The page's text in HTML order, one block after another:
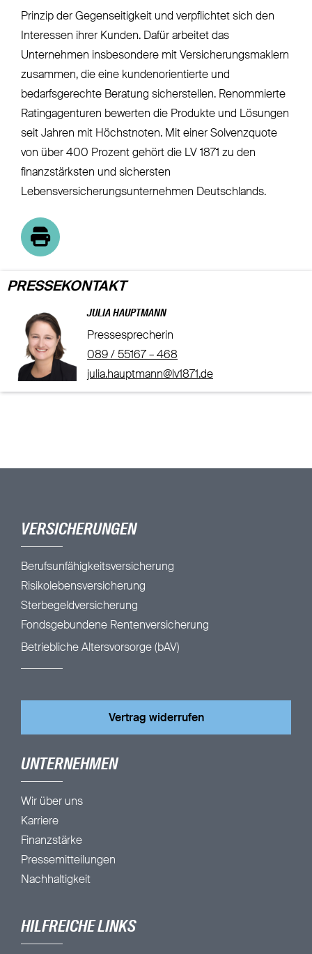
Prinzip der Gegenseitigkeit und verpflichtet sich den
Interessen ihrer Kunden. Dafür arbeitet das
Unternehmen insbesondere mit Versicherungsmaklern
zusammen, die eine kundenorientierte und
bedarfsgerechte Beratung sicherstellen. Renommierte
Ratingagenturen bewerten die Produkte und Lösungen
seit Jahren mit Höchstnoten. Mit einer Solvenzquote
von über 400 Prozent gehört die LV 1871 zu den
finanzstärksten und sichersten
Lebensversicherungsunternehmen Deutschlands.
PRESSEKONTAKT
JULIA HAUPTMANN
Pressesprecherin
089 / 55167 – 468
julia.hauptmann@lv1871.de
VERSICHERUNGEN
Berufsunfähigkeitsversicherung
Risikolebensversicherung
Sterbegeldversicherung
Fondsgebundene Rentenversicherung
Betriebliche Altersvorsorge (bAV)
Vertrag widerrufen
UNTERNEHMEN
Wir über uns
Karriere
Finanzstärke
Pressemitteilungen
Nachhaltigkeit
HILFREICHE LINKS